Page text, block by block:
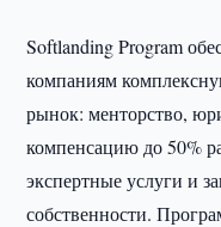
Softlanding Program
компаниям
рынок: менторство,
компенсацию до 50%
экспертные услуги и
собственности.